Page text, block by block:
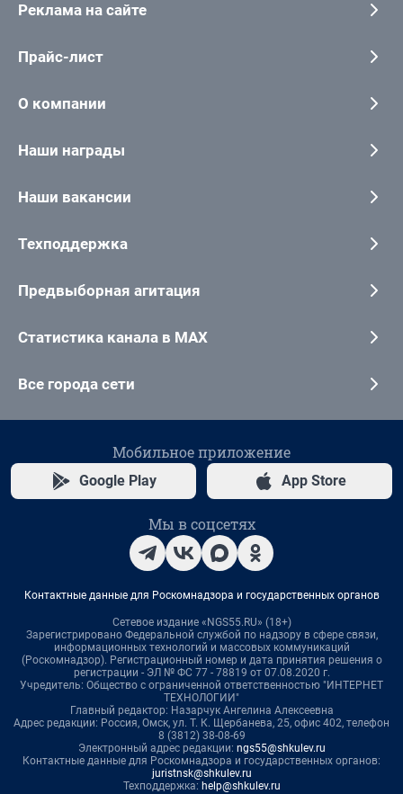
Реклама на сайте
Прайс-лист
О компании
Наши награды
Наши вакансии
Техподдержка
Предвыборная агитация
Статистика канала в MAX
Все города сети
Мобильное приложение
Google Play App Store
Мы в соцсетях
Контактные данные для Роскомнадзора и государственных органов
Сетевое издание «NGS55.RU» (18+)
Зарегистрировано Федеральной службой по надзору в сфере связи,
информационных технологий и массовых коммуникаций
(Роскомнадзор). Регистрационный номер и дата принятия решения о
регистрации - ЭЛ № ФС 77 - 78819 от 07.08.2020 г.
Учредитель: Общество с ограниченной ответственностью "ИНТЕРНЕТ
ТЕХНОЛОГИИ"
Главный редактор: Назарчук Ангелина Алексеевна
Адрес редакции: Россия, Омск, ул. Т. К. Щербанева, 25, офис 402, телефон
8 (3812) 38-08-69
Электронный адрес редакции: ngs55@shkulev.ru
Контактные данные для Роскомнадзора и государственных органов:
juristnsk@shkulev.ru
Техподдержка: help@shkulev.ru